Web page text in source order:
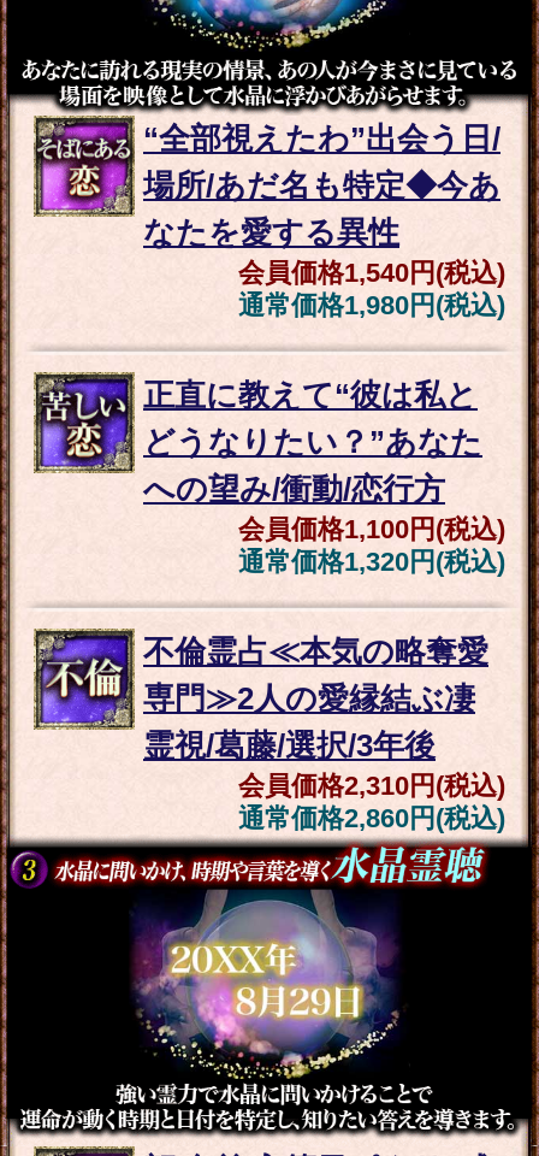
想い届いて報われる≪片
想い強制成就17項≫あの
人の決断/2人の恋結末
会員価格1,540円(税込)
通常価格1,980円(税込)
既婚者/恋人アリ/年の差
※苦しい恋に決着◆曖昧
な彼の本音/2人の最後
会員価格1,320円(税込)
通常価格 1,650円(税込)
“絶対復縁したい”元恋人/
元伴侶と再び愛結ぶ◆2
人の現状/最終関係
通常価格1,650円(税込)
顔/名前/入籍日ピタリ“成
婚報告続々”あなたの伴
侶と愛結婚◆全貌SP
会員価格2,200円(税込)
通常価格2,750円(税込)
“全部視えたわ”出会う日/
場所/あだ名も特定◆今あ
なたを愛する異性
会員価格1,540円(税込)
通常価格1,980円(税込)
頼れば人生激変“5年/10年
後を霊視”あなたの全転